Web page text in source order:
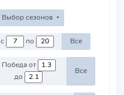
Выбор сезонов
Против команд с по Все
Победа от
до
Все